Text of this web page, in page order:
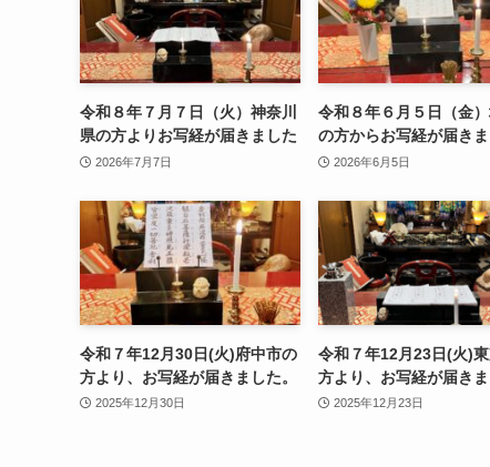
令和８年７月７日（火）神奈川
県の方よりお写経が届きました
2026年7月7日
令和８年６月５日（金
の方からお写経が届き
2026年6月5日
令和７年12月30日(火)府中市の
方より、お写経が届きました。
2025年12月30日
令和７年12月23日(火)
方より、お写経が届きま
2025年12月23日